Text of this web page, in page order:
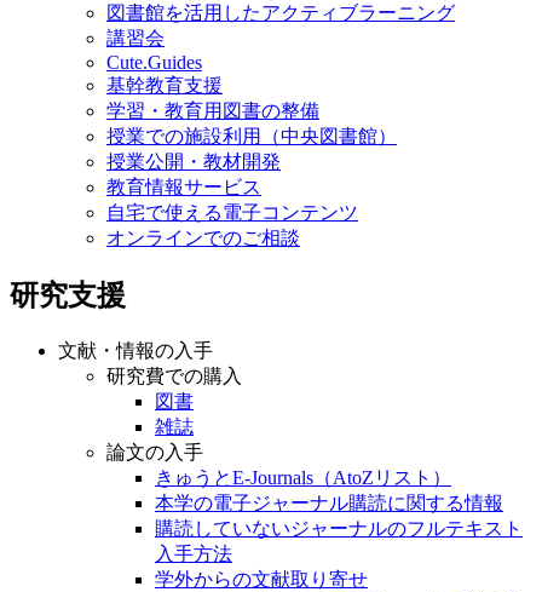
図書館を活用したアクティブラーニング
講習会
Cute.Guides
基幹教育支援
学習・教育用図書の整備
授業での施設利用（中央図書館）
授業公開・教材開発
教育情報サービス
自宅で使える電子コンテンツ
オンラインでのご相談
研究支援
文献・情報の入手
研究費での購入
図書
雑誌
論文の入手
きゅうとE-Journals（AtoZリスト）
本学の電子ジャーナル購読に関する情報
購読していないジャーナルのフルテキスト
入手方法
学外からの文献取り寄せ